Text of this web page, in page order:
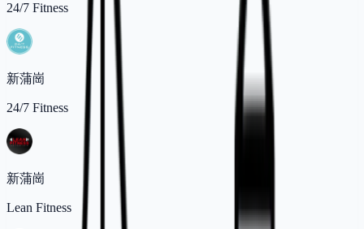
24/7 Fitness
新蒲崗
24/7 Fitness
新蒲崗
Lean Fitness